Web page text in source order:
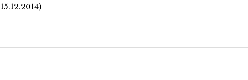
15.12.2014)